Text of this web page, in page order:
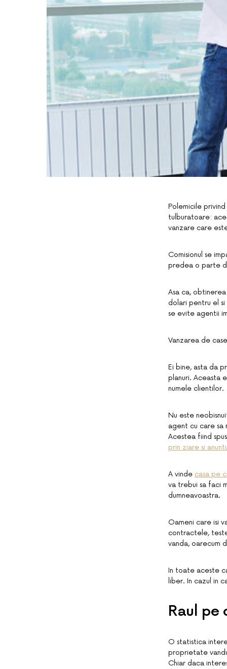
Polemicile
tulburatoare:
vanzare care
Comisionul se
predea o parte
Asa ca,
dolari pentru el
se evite agentii
Vanzarea de
Ei bine, asta da
planuri. Aceasta
numele clientilor.
Nu este
agent cu care sa
Acestea fiind
prin ziare si
A vinde casa pe
va trebui sa faci
dumneavoastra.
Oameni care isi
contractele,
vanda, oarecum
In toate aceste
liber. In cazul in
Raul pe
O statistica
proprietate
Chiar daca